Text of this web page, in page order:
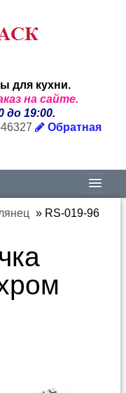
для кухни.
на сайте.
до 19:00.
Обратная
» RS-019-96